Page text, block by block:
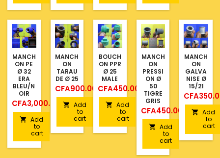
MANCH
ON PE
Ø 32
ERA
BLEU/N
OIR
Price
CFA3,000.00
 Add
to
cart
MANCH
ON
TARAU
DE Ø 25
Price
CFA900.00
 Add
to
cart
BOUCH
ON PPR
Ø 25
MALE
Price
CFA450.00

Add
to
cart
MANCH
ON
PRESSI
ON Ø
50
TIGRE
GRIS
Price
CFA450.00
 Add
to
cart
MANCH
ON
GALVA
NISE Ø
15/21
Price

Add
to
cart